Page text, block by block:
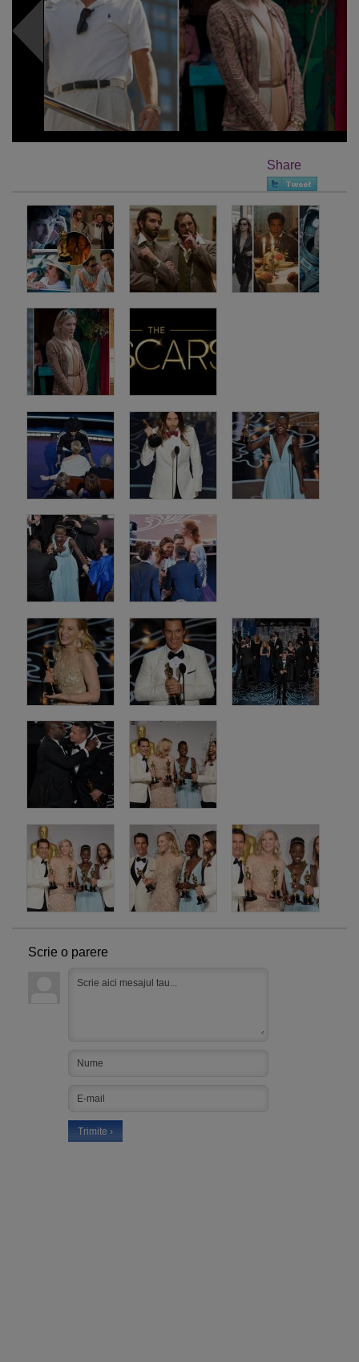
Share
Scrie o parere